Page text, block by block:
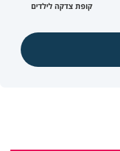
קופת צדקה לילדים